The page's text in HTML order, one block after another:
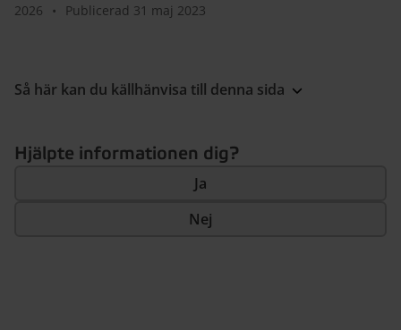
2026
• Publicerad 31 maj 2023
Så här kan du källhänvisa till denna sida
Hjälpte informationen dig?
Ja
Nej